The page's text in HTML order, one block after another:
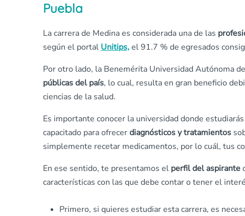
Puebla
La carrera de Medina es considerada una de las
según el portal Unitips,el 91.7 % de egresados
Por otro lado, la Benemérita Universidad Autónoma
públicas del país, lo cual, resulta en gran beneficio
ciencias de la salud.
Es importante conocer la universidad donde
capacitado para ofrecerdiagnósticos y tratamientos
simplemente recetar medicamentos, por lo cuál, tus
En ese sentido, te presentamos el perfil del aspirante
características con las que debe contar o tener el
Primero, si quieres estudiar esta carrera, es